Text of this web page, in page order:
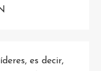
es decir,